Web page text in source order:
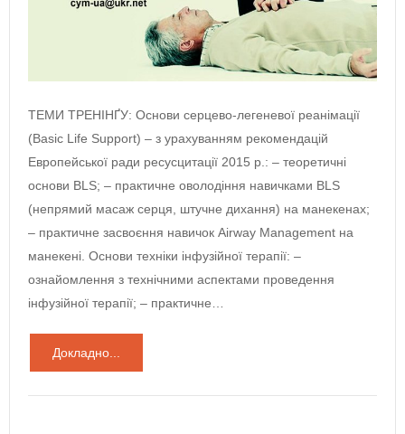
ТЕМИ ТРЕНІНҐУ: Основи серцево-легеневої реанімації
(Basic Life Support) – з урахуванням рекомендацій
Европейської ради ресусцитації 2015 р.: – теоретичні
основи BLS; – практичне оволодіння навичками BLS
(непрямий масаж серця, штучне дихання) на манекенах;
– практичне засвоєння навичок Airway Management на
манекені. Основи техніки інфузійної терапії: –
ознайомлення з технічними аспектами проведення
інфузійної терапії; – практичне…
Докладно...